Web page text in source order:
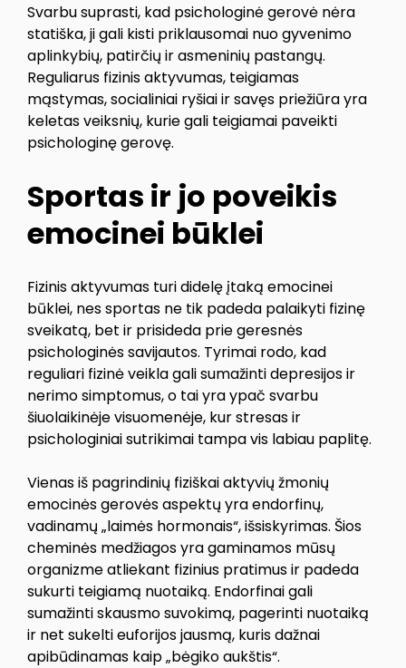
Svarbu suprasti, kad psichologinė gerovė nėra
statiška, ji gali kisti priklausomai nuo gyvenimo
aplinkybių, patirčių ir asmeninių pastangų.
Reguliarus fizinis aktyvumas, teigiamas
mąstymas, socialiniai ryšiai ir savęs priežiūra yra
keletas veiksnių, kurie gali teigiamai paveikti
psichologinę gerovę.
Sportas ir jo poveikis
emocinei būklei
Fizinis aktyvumas turi didelę įtaką emocinei
būklei, nes sportas ne tik padeda palaikyti fizinę
sveikatą, bet ir prisideda prie geresnės
psichologinės savijautos. Tyrimai rodo, kad
reguliari fizinė veikla gali sumažinti depresijos ir
nerimo simptomus, o tai yra ypač svarbu
šiuolaikinėje visuomenėje, kur stresas ir
psichologiniai sutrikimai tampa vis labiau paplitę.
Vienas iš pagrindinių fiziškai aktyvių žmonių
emocinės gerovės aspektų yra endorfinų,
vadinamų „laimės hormonais“, išsiskyrimas. Šios
cheminės medžiagos yra gaminamos mūsų
organizme atliekant fizinius pratimus ir padeda
sukurti teigiamą nuotaiką. Endorfinai gali
sumažinti skausmo suvokimą, pagerinti nuotaiką
ir net sukelti euforijos jausmą, kuris dažnai
apibūdinamas kaip „bėgiko aukštis“.